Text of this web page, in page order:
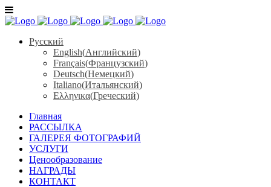
Русский
English(Английский)
Français(Французский)
Deutsch(Немецкий)
Italiano(Итальянский)
Ελληνικα(Греческий)
Главная
РАССЫЛКА
ГАЛЕРЕЯ ФОТОГРАФИЙ
УСЛУГИ
Ценообразование
НАГРАДЫ
КОНТАКТ